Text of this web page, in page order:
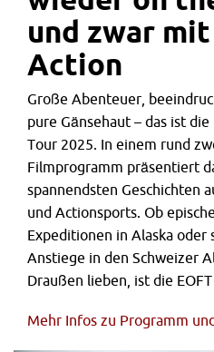
und zwar
Action
Große Abenteuer,
pure Gänsehaut – das ist
Tour 2025. In einem rund
Filmprogramm präsentiert
spannendsten Geschichten
und Actionsports. Ob
Expeditionen in Alaska oder
Anstiege in den Schweizer
Draußen lieben, ist die
Mehr Infos zu Programm